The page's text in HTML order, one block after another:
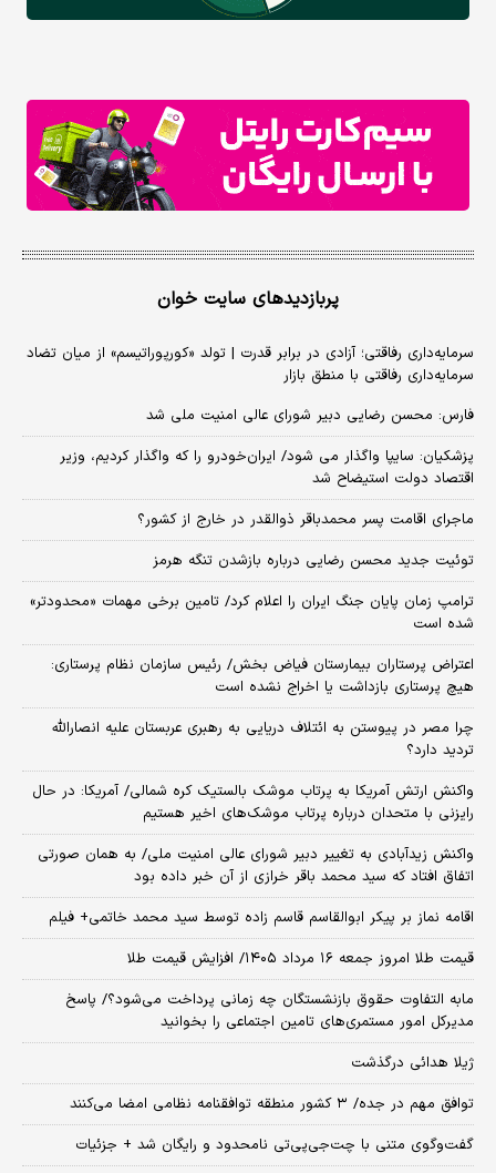
پربازدیدهای سایت خوان
سرمایه‌داری رفاقتی؛ آزادی در برابر قدرت | تولد «کورپوراتیسم» از میان تضاد
سرمایه‌داری رفاقتی با منطق بازار
فارس: محسن رضایی دبیر شورای عالی امنیت ملی شد
پزشکیان: سایپا واگذار می شود/ ایران‌خودرو را که واگذار کردیم، وزیر
اقتصاد دولت استیضاح شد
ماجرای اقامت پسر محمدباقر ذوالقدر در خارج از کشور؟
توئیت جدید محسن رضایی درباره بازشدن تنگه هرمز
ترامپ زمان پایان جنگ ایران را اعلام کرد/ تامین برخی مهمات «محدودتر»
شده است
اعتراض پرستاران بیمارستان فیاض بخش/ رئیس سازمان نظام پرستاری:
هیچ پرستاری بازداشت یا اخراج نشده است
چرا مصر در پیوستن به ائتلاف دریایی به رهبری عربستان علیه انصارالله
تردید دارد؟
واکنش ارتش آمریکا به پرتاب موشک بالستیک کره شمالی/ آمریکا: در حال
رایزنی با متحدان درباره پرتاب موشک‌های اخیر هستیم
واکنش زیدآبادی به تغییر دبیر شورای عالی امنیت ملی/ به همان صورتی
اتفاق افتاد که سید محمد باقر خرازی از آن خبر داده بود
اقامه نماز بر پیکر ابوالقاسم قاسم زاده توسط سید محمد خاتمی+ فیلم
قیمت طلا امروز جمعه ۱۶ مرداد ۱۴۰۵/ افزایش قیمت طلا
مابه التفاوت حقوق بازنشستگان چه زمانی پرداخت می‌شود؟/ پاسخ
مدیرکل امور مستمری‌های تامین اجتماعی را بخوانید
ژیلا هدائی درگذشت
توافق مهم در جده/ ۳ کشور منطقه توافقنامه نظامی امضا می‌کنند
گفت‌وگوی متنی با چت‌جی‌پی‌تی نامحدود و رایگان شد + جزئیات